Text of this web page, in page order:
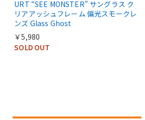
URT “SEE MONSTER” サングラス ク
リアアッシュフレーム 偏光スモークレ
ンズ Glass Ghost
￥5,980
SOLD OUT